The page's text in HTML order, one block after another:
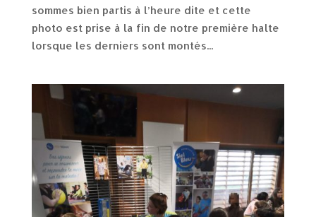
sommes bien partis à l’heure dite et cette
photo est prise à la fin de notre première halte
lorsque les derniers sont montés...